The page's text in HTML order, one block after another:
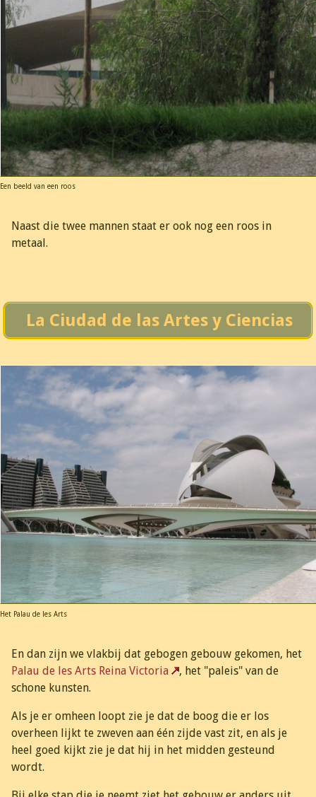
Een beeld van een roos
Naast die twee mannen staat er ook nog een roos in
metaal.
La Ciudad de las Artes y Ciencias
Het Palau de les Arts
En dan zijn we vlakbij dat gebogen gebouw gekomen, het
Palau de les Arts Reina Victoria
, het "paleis" van de
schone kunsten.
Als je er omheen loopt zie je dat de boog die er los
overheen lijkt te zweven aan één zijde vast zit, en als je
heel goed kijkt zie je dat hij in het midden gesteund
wordt.